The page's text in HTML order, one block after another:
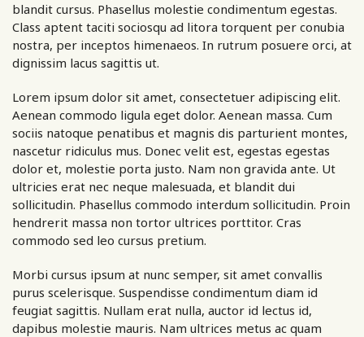
blandit cursus. Phasellus molestie condimentum egestas.
Class aptent taciti sociosqu ad litora torquent per conubia
nostra, per inceptos himenaeos. In rutrum posuere orci, at
dignissim lacus sagittis ut.
Lorem ipsum dolor sit amet, consectetuer adipiscing elit.
Aenean commodo ligula eget dolor. Aenean massa. Cum
sociis natoque penatibus et magnis dis parturient montes,
nascetur ridiculus mus. Donec velit est, egestas egestas
dolor et, molestie porta justo. Nam non gravida ante. Ut
ultricies erat nec neque malesuada, et blandit dui
sollicitudin. Phasellus commodo interdum sollicitudin. Proin
hendrerit massa non tortor ultrices porttitor. Cras
commodo sed leo cursus pretium.
Morbi cursus ipsum at nunc semper, sit amet convallis
purus scelerisque. Suspendisse condimentum diam id
feugiat sagittis. Nullam erat nulla, auctor id lectus id,
dapibus molestie mauris. Nam ultrices metus ac quam